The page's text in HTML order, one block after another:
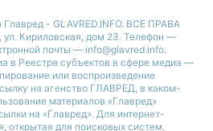
- GLAVRED.INFO. ВСЕ ПРАВА
Кириловская, дом 23. Телефон —
почты — info@glavred.info.
в Реестре cубъектов в сфере медиа —
или воспроизведение
на агенство ГЛАВРЕД, в каком-
материалов «Главред»
на «Главред». Для интернет-
открытая для поисковых систем,